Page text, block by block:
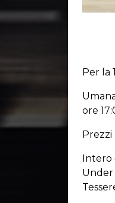
Per la
ore
Prezzi
Intero
Under